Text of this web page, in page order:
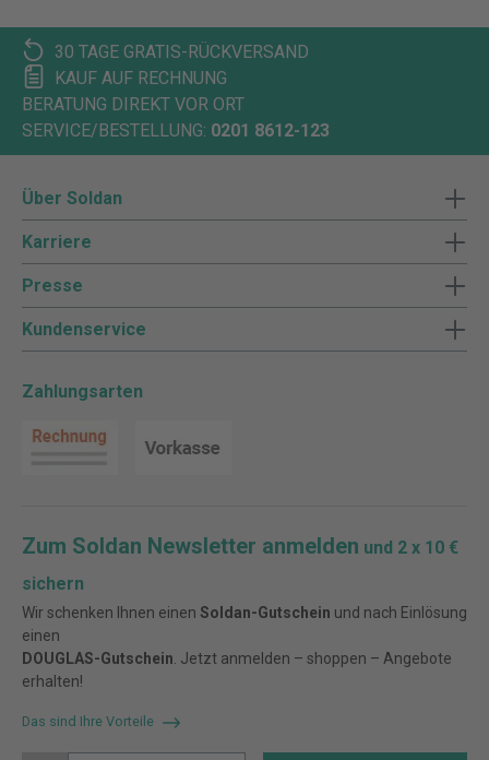
30 TAGE GRATIS-RÜCKVERSAND
KAUF AUF RECHNUNG
BERATUNG DIREKT VOR ORT
SERVICE/BESTELLUNG: 0201 8612-123
Über Soldan
Karriere
Presse
Kundenservice
Zahlungsarten
Zum Soldan Newsletter anmelden und 2 x 10 €
sichern
Wir schenken Ihnen einen Soldan-Gutschein und nach Einlösung
einen
DOUGLAS-Gutschein . Jetzt anmelden – shoppen – Angebote
erhalten!
Das sind Ihre Vorteile